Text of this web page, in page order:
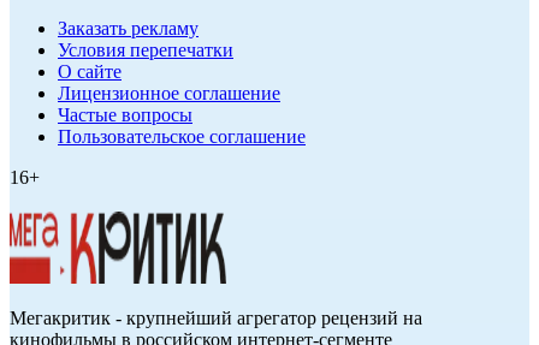
Заказать рекламу
Условия перепечатки
О сайте
Лицензионное соглашение
Частые вопросы
Пользовательское соглашение
16+
Мегакритик - крупнейший агрегатор рецензий на
кинофильмы в российском интернет-сегменте